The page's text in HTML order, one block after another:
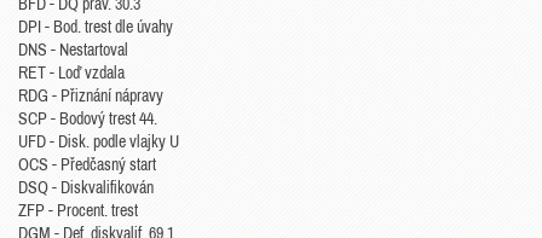
BFD - DQ prav. 30.3
DPI - Bod. trest dle úvahy
DNS - Nestartoval
RET - Loď vzdala
RDG - Přiznání nápravy
SCP - Bodový trest 44.
UFD - Disk. podle vlajky U
OCS - Předčasný start
DSQ - Diskvalifikován
ZFP - Procent. trest
DGM - Def. diskvalif. 69.1